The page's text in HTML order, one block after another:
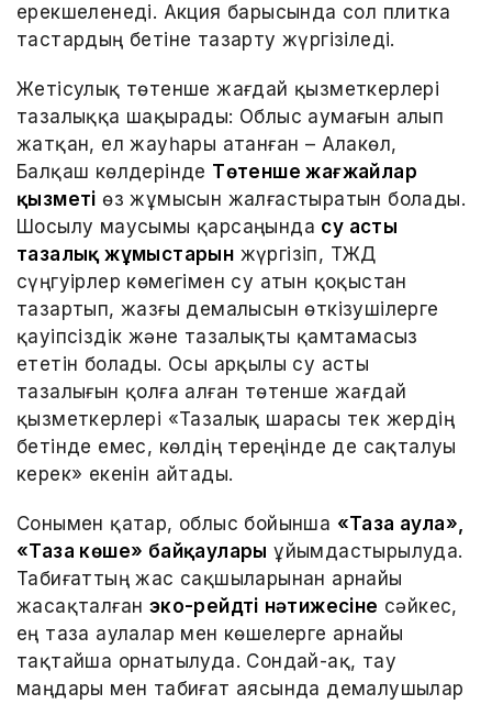
ерекшеленеді. Акция барысында сол плитка
тастардың бетіне тазарту жүргізіледі.
Жетісулық төтенше жағдай қызметкерлері
тазалыққа шақырады: Облыс аумағын алып
жатқан, ел жауһары атанған – Алакөл,
Балқаш көлдерінде Төтенше жағжайлар
қызметі өз жұмысын жалғастыратын болады.
Шосылу маусымы қарсаңында су асты
тазалық жұмыстарын жүргізіп, ТЖД
сүңгуірлер көмегімен су атын қоқыстан
тазартып, жазғы демалысын өткізушілерге
қауіпсіздік және тазалықты қамтамасыз
ететін болады. Осы арқылы су асты
тазалығын қолға алған төтенше жағдай
қызметкерлері «Тазалық шарасы тек жердің
бетінде емес, көлдің тереңінде де сақталуы
керек» екенін айтады.
Сонымен қатар, облыс бойынша «Таза аула»,
«Таза көше» байқаулары ұйымдастырылуда.
Табиғаттың жас сақшыларынан арнайы
жасақталған эко-рейдтің нәтижесіне сәйкес,
ең таза аулалар мен көшелерге арнайы
тақтайша орнатылуда. Сондай-ақ, тау
маңдары мен табиғат аясында демалушылар